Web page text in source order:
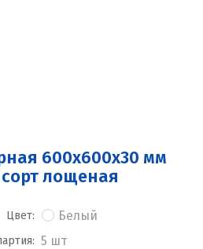
600x600x30 мм
лощеная
Цвет: Белый
5 шт